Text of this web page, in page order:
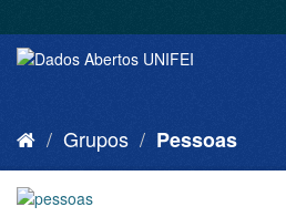
Grupos Pessoas